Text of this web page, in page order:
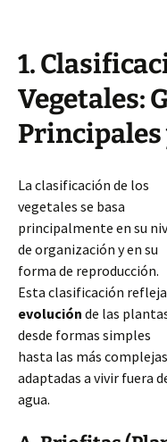
1.
Vegetales:
Principales
La clasificación de los
vegetales se basa
principalmente en su
de organización y en su
forma de reproducción.
Esta clasificación
evolución de las
desde formas simples
hasta las más
adaptadas a vivir fuera
agua.